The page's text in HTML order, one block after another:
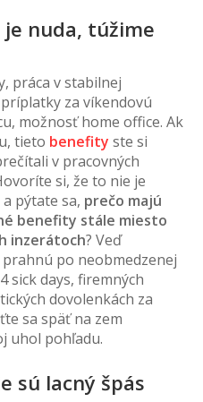
nuda, túžime
práca v stabilnej
za víkendovú
možnosť home office. Ak
tieto benefity ste si
v pracovných
si, že to nie je
pýtate sa, prečo majú
benefity stále miesto
inzerátoch? Veď
po neobmedzenej
sick days, firemných
dovolenkách za
sa späť na zem
uhol pohľadu.
sú lacný špás